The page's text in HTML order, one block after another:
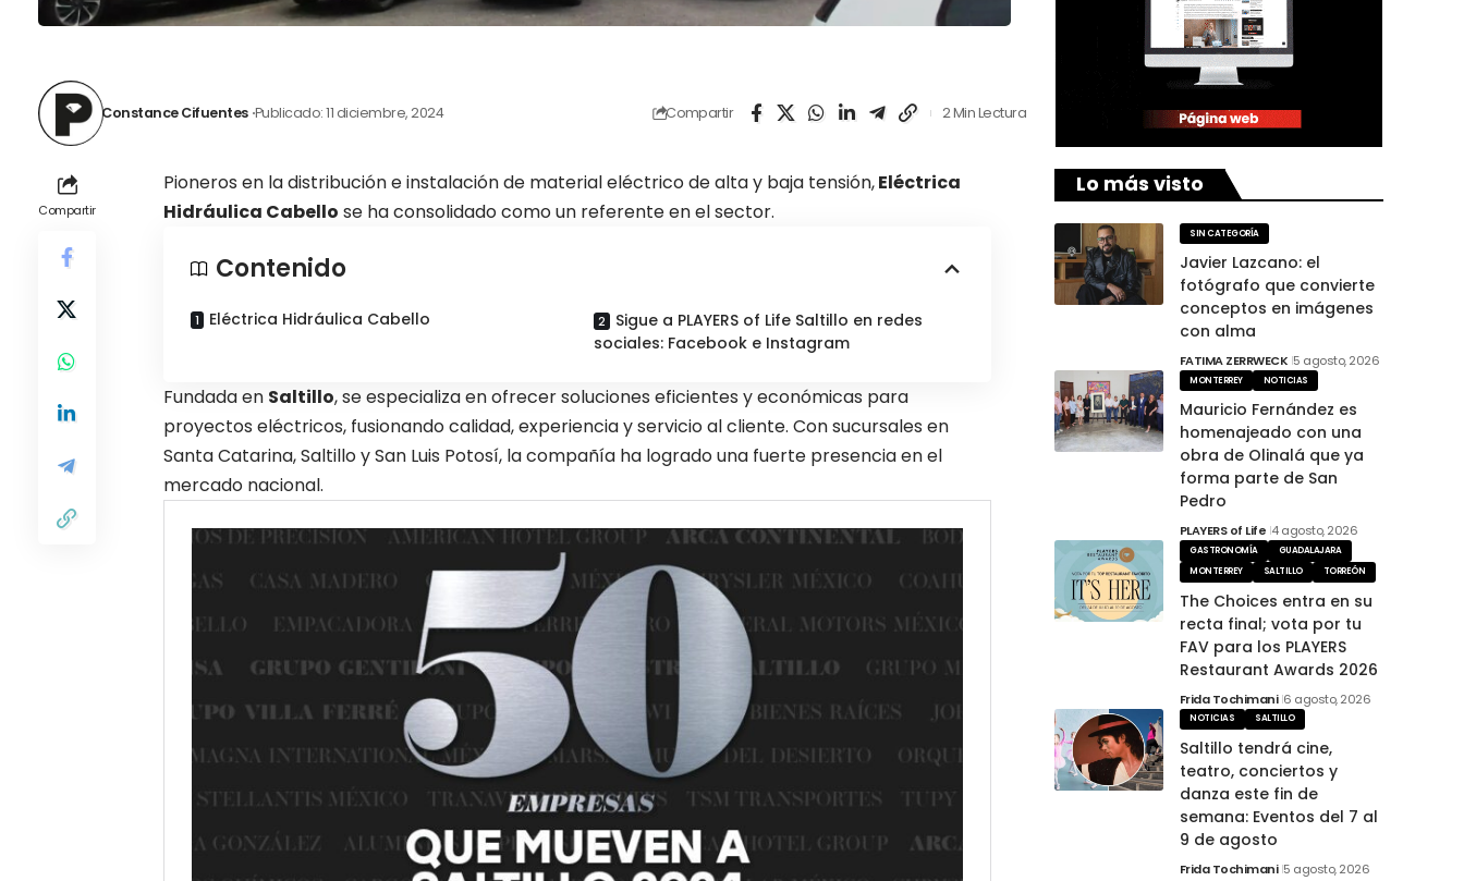
Constance Cifuentes Publicado: 11 diciembre, 2024 Compartir 2 Min Lectura
Compartir
Pioneros en la distribución e instalación de material eléctrico de alta y baja tensión,Eléctrica
Hidráulica Cabello se ha consolidado como un referente en el sector.
Contenido
Eléctrica Hidráulica Cabello
Sigue a PLAYERS of Life Saltillo en redes
sociales: Facebook e Instagram
Fundada en Saltillo, se especializa en ofrecer soluciones eficientes y económicas para
proyectos eléctricos, fusionando calidad, experiencia y servicio al cliente. Con sucursales en
Santa Catarina, Saltillo y San Luis Potosí, la compañía ha logrado una fuerte presencia en el
mercado nacional.
Lo más visto
SIN CATEGORÍA
Javier Lazcano: el
fotógrafo que convierte
conceptos en imágenes
con alma
FATIMA ZERRWECK 5 agosto, 2026
MONTERREY NOTICIAS
Mauricio Fernández es
homenajeado con una
obra de Olinalá que ya
forma parte de San
Pedro
PLAYERS of Life 4 agosto, 2026
GASTRONOMÍA
GUADALAJARA
MONTERREY
SALTILLO TORREÓN
The Choices entra en su
recta final; vota por tu
FAV para los PLAYERS
Restaurant Awards 2026
Frida Tochimani 6 agosto, 2026
NOTICIAS SALTILLO
Saltillo tendrá cine,
teatro, conciertos y
danza este fin de
semana: Eventos del 7 al
9 de agosto
Frida Tochimani 5 agosto, 2026